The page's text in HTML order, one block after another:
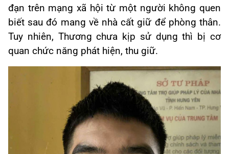
đạn trên mạng xã hội từ một người không quen
biết sau đó mang về nhà cất giữ để phòng thân.
Tuy nhiên, Thương chưa kịp sử dụng thì bị cơ
quan chức năng phát hiện, thu giữ.